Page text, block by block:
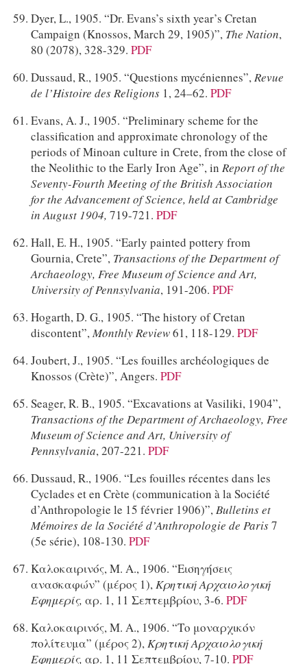
Dyer, L., 1905. “Dr. Evans’s sixth year’s Cretan
Campaign (Knossos, March 29, 1905)”, The Nation,
80 (2078), 328-329. PDF
Dussaud, R., 1905. “Questions mycéniennes”,Revue
de l’Histoire des Religions1, 24–62. PDF
Evans, A. J., 1905. “Preliminary scheme for the
classification and approximate chronology of the
periods of Minoan culture in Crete, from the close of
the Neolithic to the Early Iron Age”, in Report of the
Seventy-Fourth Meeting of the British Association
for the Advancement of Science, held at Cambridge
in August 1904, 719-721. PDF
Hall, E. H., 1905. “Early painted pottery from
Gournia, Crete”, Transactions of the Department of
Archaeology, Free Museum of Science and Art,
University of Pennsylvania, 191-206. PDF
Hogarth, D. G., 1905. “The history of Cretan
discontent”,Monthly Review61, 118-129. PDF
Joubert, J., 1905. “Les fouilles archéologiques de
Knossos (Crète)”, Angers. PDF
Seager, R. B., 1905. “Excavations at Vasiliki, 1904”,
Transactions of the Department of Archaeology, Free
Museum of Science and Art, University of
Pennsylvania, 207-221. PDF
Dussaud, R., 1906. “Les fouilles récentes dans les
Cyclades et en Crète (communication à la Société
d’Anthropologie le 15 février 1906)”,Bulletins et
Mémoires de la Société d’Anthropologie de Paris7
(5e série), 108-130. PDF
Καλοκαιρινός, Μ. Α., 1906. “Εισηγήσεις
ανασκαφών” (μέρος 1),Κρητική Αρχαιολογική
Εφημερίς, αρ. 1, 11 Σεπτεμβρίου, 3-6. PDF
Καλοκαιρινός, Μ. Α., 1906. “Το μοναρχικόν
πολίτευμα” (μέρος 2),Κρητική Αρχαιολογική
Εφημερίς, αρ. 1, 11 Σεπτεμβρίου, 7-10. PDF